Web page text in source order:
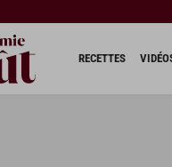
RECETTES